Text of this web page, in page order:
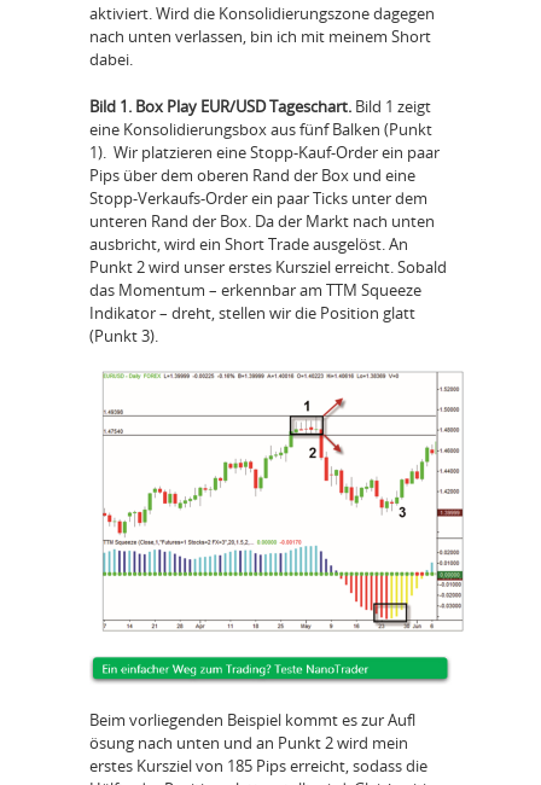
aktiviert. Wird die Konsolidierungszone dagegen
nach unten verlassen, bin ich mit meinem Short
dabei.
Bild 1. Box Play EUR/USD Tageschart. Bild 1 zeigt
eine Konsolidierungsbox aus fünf Balken (Punkt
1). Wir platzieren eine Stopp-Kauf-Order ein paar
Pips über dem oberen Rand der Box und eine
Stopp-Verkaufs-Order ein paar Ticks unter dem
unteren Rand der Box. Da der Markt nach unten
ausbricht, wird ein Short Trade ausgelöst. An
Punkt 2 wird unser erstes Kursziel erreicht. Sobald
das Momentum – erkennbar am TTM Squeeze
Indikator – dreht, stellen wir die Position glatt
(Punkt 3).
Beim vorliegenden Beispiel kommt es zur Aufl
ösung nach unten und an Punkt 2 wird mein
erstes Kursziel von 185 Pips erreicht, sodass die